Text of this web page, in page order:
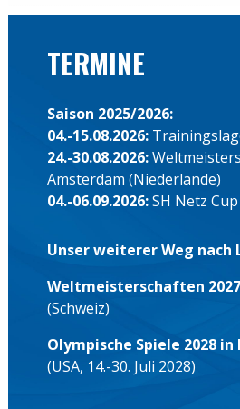
04.-06.09.2026:SH Netz
Unser weiterer Weg nach
(Schweiz)
Olympische Spiele 2028 in
(USA, 14.-30. Juli 2028)
Deutschland-Achter GmbH
An den Bootshäusern 9-11
44147 Dortmund
Telefon:
0231-985125-11